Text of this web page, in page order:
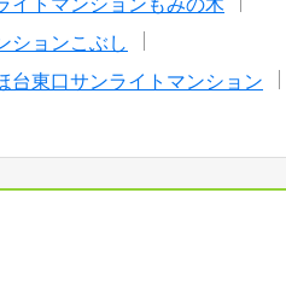
イトマンションもみの木
ションこぶし
台東口サンライトマンション